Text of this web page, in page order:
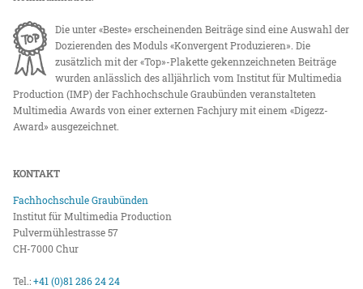
Die unter «Beste» erscheinenden Beiträge sind eine Auswahl der
Dozierenden des Moduls «Konvergent Produzieren». Die
zusätzlich mit der «Top»-Plakette gekennzeichneten Beiträge
wurden anlässlich des alljährlich vom Institut für Multimedia
Production (IMP) der Fachhochschule Graubünden veranstalteten
Multimedia Awards von einer externen Fachjury mit einem «Digezz-
Award» ausgezeichnet.
KONTAKT
Fachhochschule Graubünden
Institut für Multimedia Production
Pulvermühlestrasse 57
CH-7000 Chur
Tel.:+41 (0)81 286 24 24